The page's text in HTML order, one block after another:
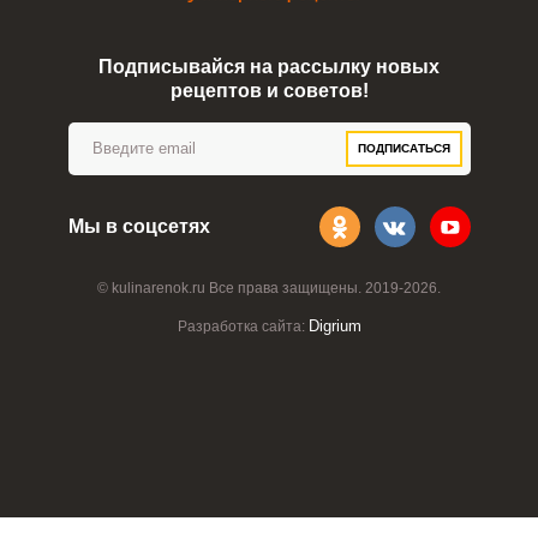
© kulinarenok.ru Все права защищены. 2019-2026.
Разработка сайта: Digrium
Подписывайся на рассылку новых
рецептов и советов!
ПОДПИСАТЬСЯ
Мы в соцсетях